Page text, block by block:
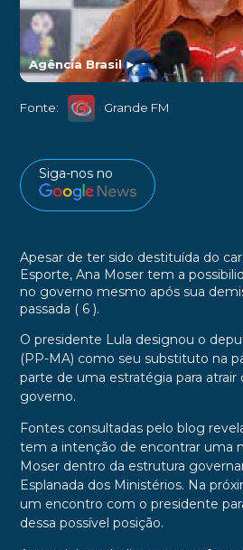
Agência Brasil►
Fonte: Grande FM
Siga-nos no
Apesar de ter sido destituída do
Esporte, Ana Moser tem a
no governo mesmo após sua
passada ( 6 ).
O presidente Lula designou o
(PP-MA) como seu substituto na
parte de uma estratégia para atrair
governo.
Fontes consultadas pelo blog
tem a intenção de encontrar uma
Moser dentro da estrutura
Esplanada dos Ministérios. Na
um encontro com o presidente
dessa possível posição.